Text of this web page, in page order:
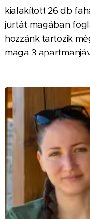
kialakított 26 db
jurtát magában
hozzánk tartozik
maga 3